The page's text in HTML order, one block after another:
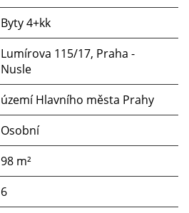
Byty 4+kk
Lumírova 115/17, Praha -
Nusle
území Hlavního města Prahy
Osobní
98 m²
6